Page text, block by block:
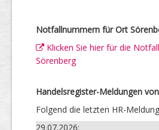
Notfallnummern für Ort
Klicken Sie hier für die
Sörenberg
Handelsregister-Meldungen
Folgend die letzten HR-
29.07.2026: